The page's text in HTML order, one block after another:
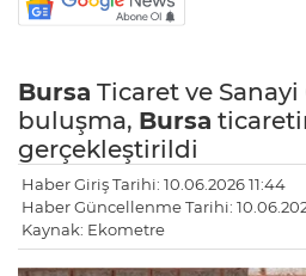
Bursa Ticaret ve
buluşma, Bursa
gerçekleştirildi
Haber Giriş Tarihi: 10.06.2026 11:44
Haber Güncellenme Tarihi:
Kaynak: Ekometre